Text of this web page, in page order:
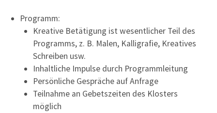
Programm:
Kreative Betätigung ist wesentlicher Teil des
Programms, z. B. Malen, Kalligrafie, Kreatives
Schreiben usw.
Inhaltliche Impulse durch Programmleitung
Persönliche Gespräche auf Anfrage
Teilnahme an Gebetszeiten des Klosters
möglich